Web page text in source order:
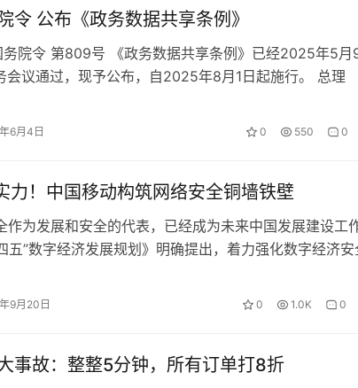
令 公布《政务数据共享条例》
务院令 第809号 《政务数据共享条例》已经2025年5月
会议通过，现予公布，自2025年8月1日起施行。 总理
6月4日 0 550 0
力！中国移动构筑网络安全铜墙铁壁
为发展和安全的代表，已经成为未来中国发展建设工
五”数字经济发展规划》明确提出，着力强化数字经济安
9月20日 0 1.0K 0
事故：整整5分钟，所有订单打8折